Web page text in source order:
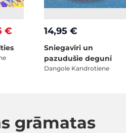
€ 14,95 €
Sniegavīri un
pazudušie deguni
Dangole Kandrotiene
grāmatas